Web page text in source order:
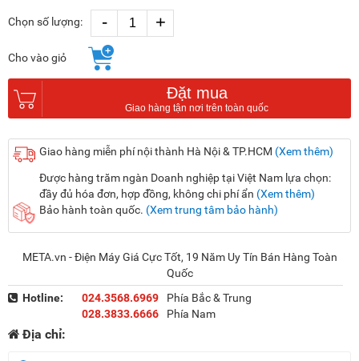
Chọn số lượng: - +
Cho vào giỏ
Đặt mua
Giao hàng miễn phí nội thành Hà Nội & TP.HCM (Xem thêm)
Được hàng trăm ngàn Doanh nghiệp tại Việt Nam lựa chọn:
đầy đủ hóa đơn, hợp đồng, không chi phí ẩn (Xem thêm)
Bảo hành toàn quốc. (Xem trung tâm bảo hành)
META.vn - Điện Máy Giá Cực Tốt, 19 Năm Uy Tín Bán Hàng Toàn
Quốc
Hotline:
024.3568.6969
Phía Bắc & Trung
028.3833.6666
Phía Nam
Địa chỉ: